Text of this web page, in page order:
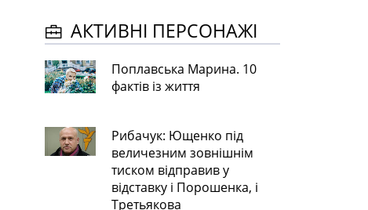
АКТИВНІ ПЕРСОНАЖІ
Поплавська Марина. 10
фактів із життя
Рибачук: Ющенко під
величезним зовнішнім
тиском відправив у
відставку і Порошенка, і
Третьякова